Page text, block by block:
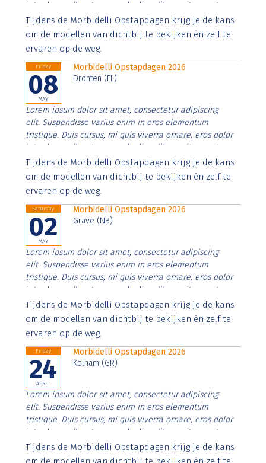
interdum nulla, ut commodo diam libero vitae erat.
Aenean faucibus nibh et justo cursus id rutrum lorem
imperdiet. Nunc ut sem vitae risus tristique posuere.
Tijdens de Morbidelli Opstapdagen krijg je de kans
om de modellen van dichtbij te bekijken én zelf te
ervaren op de weg.
Friday
08
MAY
Morbidelli Opstapdagen 2026
Dronten (FL)
Lorem ipsum dolor sit amet, consectetur adipiscing
elit. Suspendisse varius enim in eros elementum
tristique. Duis cursus, mi quis viverra ornare, eros dolor
interdum nulla, ut commodo diam libero vitae erat.
Aenean faucibus nibh et justo cursus id rutrum lorem
imperdiet. Nunc ut sem vitae risus tristique posuere.
Tijdens de Morbidelli Opstapdagen krijg je de kans
om de modellen van dichtbij te bekijken én zelf te
ervaren op de weg.
Saturday
02
MAY
Morbidelli Opstapdagen 2026
Grave (NB)
Lorem ipsum dolor sit amet, consectetur adipiscing
elit. Suspendisse varius enim in eros elementum
tristique. Duis cursus, mi quis viverra ornare, eros dolor
interdum nulla, ut commodo diam libero vitae erat.
Aenean faucibus nibh et justo cursus id rutrum lorem
imperdiet. Nunc ut sem vitae risus tristique posuere.
Tijdens de Morbidelli Opstapdagen krijg je de kans
om de modellen van dichtbij te bekijken én zelf te
ervaren op de weg.
Friday
24
APRIL
Morbidelli Opstapdagen 2026
Kolham (GR)
Lorem ipsum dolor sit amet, consectetur adipiscing
elit. Suspendisse varius enim in eros elementum
tristique. Duis cursus, mi quis viverra ornare, eros dolor
interdum nulla, ut commodo diam libero vitae erat.
Aenean faucibus nibh et justo cursus id rutrum lorem
imperdiet. Nunc ut sem vitae risus tristique posuere.
Tijdens de Morbidelli Opstapdagen krijg je de kans